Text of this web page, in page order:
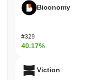
Biconomy
#329
40.17%
Viction